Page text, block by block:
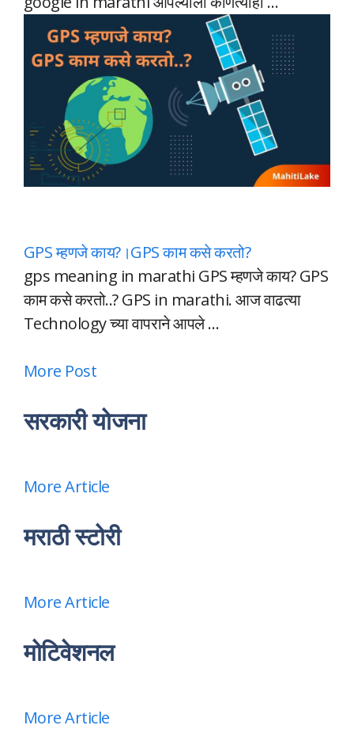
GPS म्हणजे काय?।GPS काम कसे करतो?
gps meaning in marathi GPS म्हणजे काय? GPS
काम कसे करतो..? GPS in marathi. आज वाढत्या
Technology च्या वापराने आपले …
More Post
सरकारी योजना
More Article
मराठी स्टोरी
More Article
मोटिवेशनल
More Article